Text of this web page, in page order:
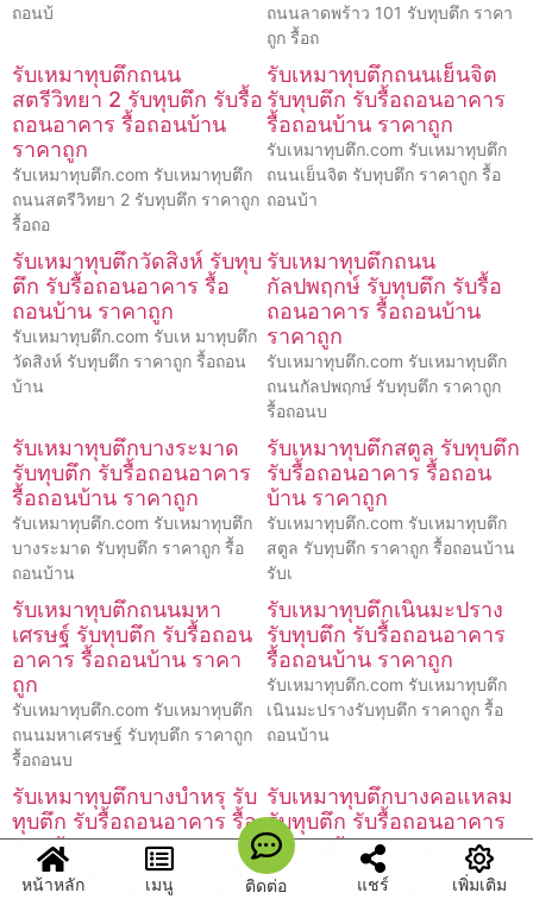
ถอนบ้
ถนนลาดพร้าว 101 รับทุบตึก ราคา
ถูก รื้อถ
รับเหมาทุบตึกถนน
สตรีวิทยา 2 รับทุบตึก รับรื้อ
ถอนอาคาร รื้อถอนบ้าน
ราคาถูก
รับเหมาทุบตึก.com รับเหมาทุบตึก
ถนนสตรีวิทยา 2 รับทุบตึก ราคาถูก
รื้อถอ
รับเหมาทุบตึกถนนเย็นจิต
รับทุบตึก รับรื้อถอนอาคาร
รื้อถอนบ้าน ราคาถูก
รับเหมาทุบตึก.com รับเหมาทุบตึก
ถนนเย็นจิต รับทุบตึก ราคาถูก รื้อ
ถอนบ้า
รับเหมาทุบตึกวัดสิงห์ รับทุบ
ตึก รับรื้อถอนอาคาร รื้อ
ถอนบ้าน ราคาถูก
รับเหมาทุบตึก.com รับเห มาทุบตึก
วัดสิงห์ รับทุบตึก ราคาถูก รื้อถอน
บ้าน
รับเหมาทุบตึกถนน
กัลปพฤกษ์ รับทุบตึก รับรื้อ
ถอนอาคาร รื้อถอนบ้าน
ราคาถูก
รับเหมาทุบตึก.com รับเหมาทุบตึก
ถนนกัลปพฤกษ์ รับทุบตึก ราคาถูก
รื้อถอนบ
รับเหมาทุบตึกบางระมาด
รับทุบตึก รับรื้อถอนอาคาร
รื้อถอนบ้าน ราคาถูก
รับเหมาทุบตึก.com รับเหมาทุบตึก
บางระมาด รับทุบตึก ราคาถูก รื้อ
ถอนบ้าน
รับเหมาทุบตึกสตูล รับทุบตึก
รับรื้อถอนอาคาร รื้อถอน
บ้าน ราคาถูก
รับเหมาทุบตึก.com รับเหมาทุบตึก
สตูล รับทุบตึก ราคาถูก รื้อถอนบ้าน
รับเ
รับเหมาทุบตึกถนนมหา
เศรษฐ์ รับทุบตึก รับรื้อถอน
อาคาร รื้อถอนบ้าน ราคา
ถูก
รับเหมาทุบตึก.com รับเหมาทุบตึก
ถนนมหาเศรษฐ์ รับทุบตึก ราคาถูก
รื้อถอนบ
รับเหมาทุบตึกเนินมะปราง
รับทุบตึก รับรื้อถอนอาคาร
รื้อถอนบ้าน ราคาถูก
รับเหมาทุบตึก.com รับเหมาทุบตึก
เนินมะปรางรับทุบตึก ราคาถูก รื้อ
ถอนบ้าน
รับเหมาทุบตึกบางบำหรุ รับ
ทุบตึก รับรื้อถอนอาคาร รื้อ
ถอนบ้าน ราคาถูก
รับเหมาทุบตึก.com รับเหมาทุบตึก
รับเหมาทุบตึกบางคอแหลม
รับทุบตึก รับรื้อถอนอาคาร
รื้อถอนบ้าน ราคาถูก
รับเหมาทุบตึก.com รับเหมาทุบตึก
หน้าหลัก เมนู ติดต่อ แชร์ เพิ่มเติม